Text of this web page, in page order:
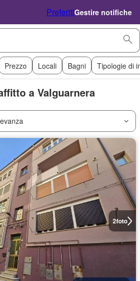
PreferitiGestire notifiche
Prezzo Locali Bagni Tipologie di
a Valguarnera
2foto